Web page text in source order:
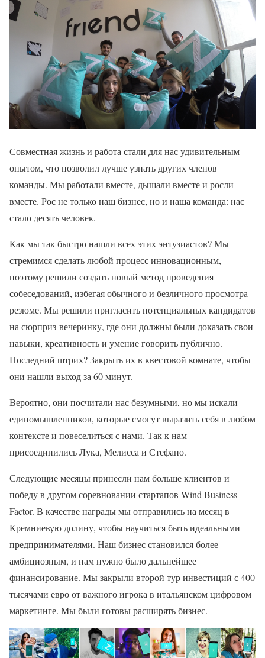
Совместная жизнь и работа стали для нас удивительным
опытом, что позволил лучше узнать других членов
команды. Мы работали вместе, дышали вместе и росли
вместе. Рос не только наш бизнес, но и наша команда: нас
стало десять человек.
Как мы так быстро нашли всех этих энтузиастов? Мы
стремимся сделать любой процесс инновационным,
поэтому решили создать новый метод проведения
собеседований, избегая обычного и безличного просмотра
резюме. Мы решили пригласить потенциальных кандидатов
на сюрприз-вечеринку, где они должны были доказать свои
навыки, креативность и умение говорить публично.
Последний штрих? Закрыть их в квестовой комнате, чтобы
они нашли выход за 60 минут.
Вероятно, они посчитали нас безумными, но мы искали
единомышленников, которые смогут выразить себя в любом
контексте и повеселиться с нами. Так к нам
присоединились Лука, Мелисса и Стефано.
Следующие месяцы принесли нам больше клиентов и
победу в другом соревновании стартапов Wind Business
Factor. В качестве награды мы отправились на месяц в
Кремниевую долину, чтобы научиться быть идеальными
предпринимателями. Наш бизнес становился более
амбициозным, и нам нужно было дальнейшее
финансирование. Мы закрыли второй тур инвестиций с 400
тысячами евро от важного игрока в итальянском цифровом
маркетинге. Мы были готовы расширять бизнес.